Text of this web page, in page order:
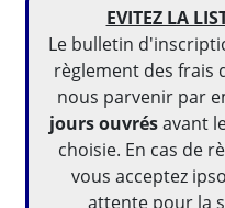
EVITEZ LA
Le bulletin
règlement des frais
nous parvenir par
jours ouvrésavant
choisie. En cas de
vous acceptez
attente pour la